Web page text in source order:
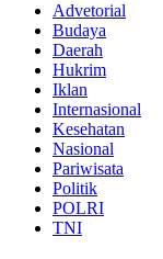
Advetorial
Budaya
Daerah
Hukrim
Iklan
Internasional
Kesehatan
Nasional
Pariwisata
Politik
POLRI
TNI